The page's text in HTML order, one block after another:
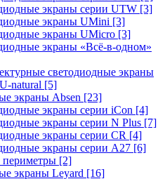
экраны серии UTW [3]
экраны UMini [3]
экраны UMicro [3]
экраны «Всё-в-одном»
светодиодные экраны
natural [5]
экраны Absen [23]
экраны серии iCon [4]
экраны серии N Plus [7]
экраны серии CR [4]
экраны серии А27 [6]
[2]
экраны Leyard [16]